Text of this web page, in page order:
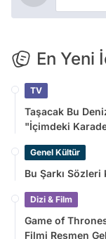
En Yeni
TV
Taşacak Bu
"İçimdeki
Genel Kültür
Bu Şarkı Sözleri
Dizi & Film
Game of
Filmi Resmen